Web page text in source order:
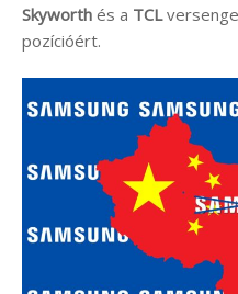
Skyworth és a TCL
pozícióért.